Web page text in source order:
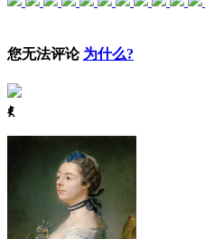
您无法评论 为什么?
ꈅ